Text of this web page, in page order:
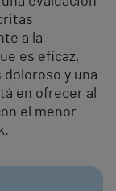
a la
es eficaz,
y una
en ofrecer al
el menor